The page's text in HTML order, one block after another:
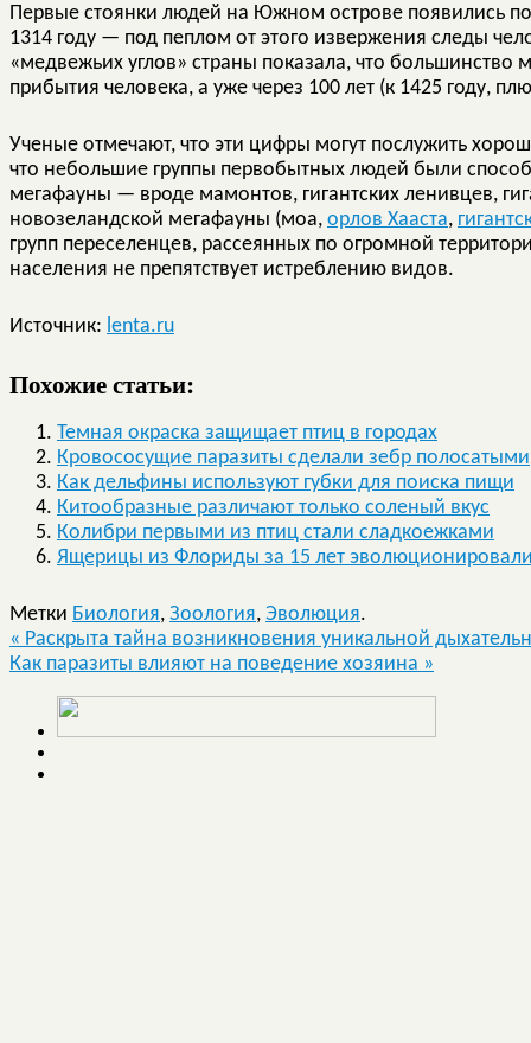
Первые стоянки людей на Южном острове появились
1314 году — под пеплом от этого извержения следы
«медвежьих углов» страны показала, что большинство
прибытия человека, а уже через 100 лет (к 1425 году,
Ученые отмечают, что эти цифры могут послужить
что небольшие группы первобытных людей были
мегафауны — вроде мамонтов, гигантских ленивцев,
новозеландской мегафауны (моа, орлов Хааста,
групп переселенцев, рассеянных по огромной
населения не препятствует истреблению видов.
Источник: lenta.ru
Похожие статьи:
Темная окраска защищает птиц в городах
Кровососущие паразиты сделали зебр полосатыми
Как дельфины используют губки для поиска пищи
Китообразные различают только соленый вкус
Колибри первыми из птиц стали сладкоежками
Ящерицы из Флориды за 15 лет
Метки Биология, Зоология, Эволюция.
« Раскрыта тайна возникновения уникальной
Как паразиты влияют на поведение хозяина »